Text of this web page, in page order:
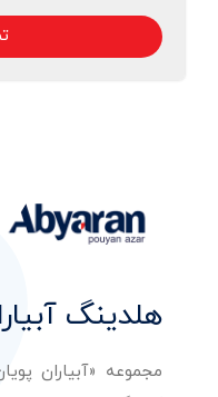
هلدینگ
مجموعه «آبیاران